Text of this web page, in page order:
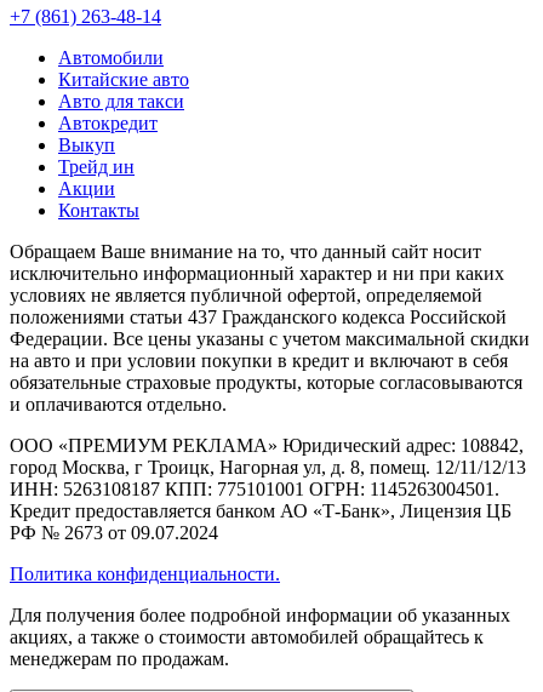
+7 (861) 263-48-14
Автомобили
Китайские авто
Авто для такси
Автокредит
Выкуп
Трейд ин
Акции
Контакты
Обращаем Ваше внимание на то, что данный сайт носит
исключительно информационный характер и ни при каких
условиях не является публичной офертой, определяемой
положениями статьи 437 Гражданского кодекса Российской
Федерации. Все цены указаны с учетом максимальной скидки
на авто и при условии покупки в кредит и включают в себя
обязательные страховые продукты, которые согласовываются
и оплачиваются отдельно.
ООО «ПРЕМИУМ РЕКЛАМА» Юридический адрес: 108842,
город Москва, г Троицк, Нагорная ул, д. 8, помещ. 12/11/12/13
ИНН: 5263108187 КПП: 775101001 ОГРН: 1145263004501.
Кредит предоставляется банком АО «Т-Банк», Лицензия ЦБ
РФ № 2673 от 09.07.2024
Политика конфиденциальности.
Для получения более подробной информации об указанных
акциях, а также о стоимости автомобилей обращайтесь к
менеджерам по продажам.